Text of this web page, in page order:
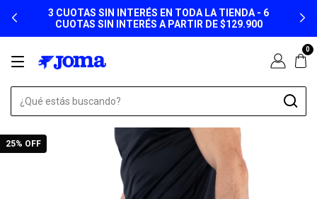
3 CUOTAS SIN INTERÉS EN TODA LA TIENDA - 6
CUOTAS SIN INTERÉS A PARTIR DE $129.900
0
25% OFF